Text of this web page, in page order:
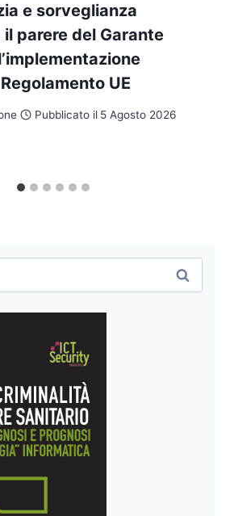
e sorveglianza
parere del Garante
UE
Pubblicato il 5 Agosto 2026